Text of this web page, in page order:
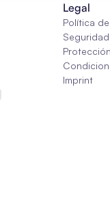
Legal
Política
Seguridad
Imprint